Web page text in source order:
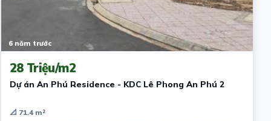
6 năm trước
28 Triệu/m2
Dự án An Phú Residence - KDC Lê Phong An Phú 2
📐 71.4 m²